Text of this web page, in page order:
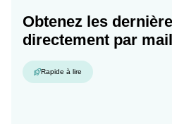
Obtenez les
directement par mail
Rapide à lire